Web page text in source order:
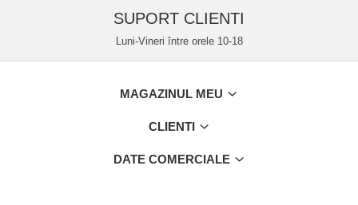
SUPORT CLIENTI
Luni-Vineri între orele 10-18
MAGAZINUL MEU
CLIENTI
DATE COMERCIALE